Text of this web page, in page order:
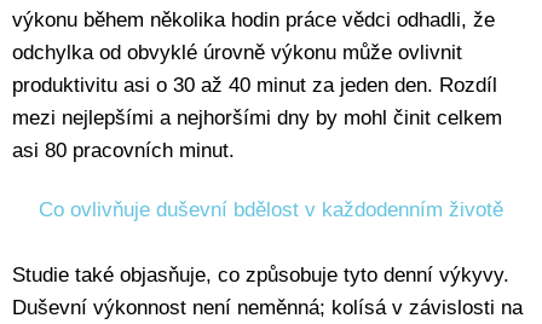
výkonu během několika hodin práce vědci odhadli, že
odchylka od obvyklé úrovně výkonu může ovlivnit
produktivitu asi o 30 až 40 minut za jeden den. Rozdíl
mezi nejlepšími a nejhoršími dny by mohl činit celkem
asi 80 pracovních minut.
Co ovlivňuje duševní bdělost v každodenním životě
Studie také objasňuje, co způsobuje tyto denní výkyvy.
Duševní výkonnost není neměnná; kolísá v závislosti na